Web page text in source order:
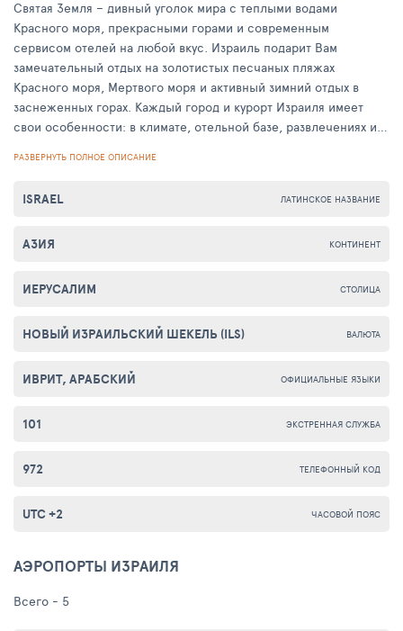
Святая Земля – дивный уголок мира с теплыми водами
Красного моря, прекрасными горами и современным
сервисом отелей на любой вкус. Израиль подарит Вам
замечательный отдых на золотистых песчаных пляжах
Красного моря, Мертвого моря и активный зимний отдых в
заснеженных горах. Каждый город и курорт Израиля имеет
свои особенности: в климате, отельной базе, развлечениях и
придает еще и тот факт, что это единственное государство,
солнечному календарю. Еврейский Новый год и каждый новый
таких понятий, как минуты и секунды. Каждый час делится на
РАЗВЕРНУТЬ ПОЛНОЕ ОПИСАНИЕ
ЛАТИНСКОЕ НАЗВАНИЕ
ISRAEL
КОНТИНЕНТ
АЗИЯ
СТОЛИЦА
ИЕРУСАЛИМ
ВАЛЮТА
НОВЫЙ ИЗРАИЛЬСКИЙ ШЕКЕЛЬ (ILS)
ОФИЦИАЛЬНЫЕ ЯЗЫКИ
ИВРИТ, АРАБСКИЙ
ЭКСТРЕННАЯ СЛУЖБА
101
ТЕЛЕФОННЫЙ КОД
972
ЧАСОВОЙ ПОЯС
UTC +2
АЭРОПОРТЫ ИЗРАИЛЯ
Всего - 5